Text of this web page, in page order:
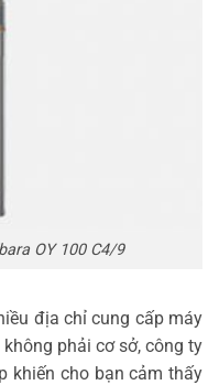
OY 100 C4/9
địa chỉ cung cấp máy
phải cơ sở, công ty
khiến cho bạn cảm thấy